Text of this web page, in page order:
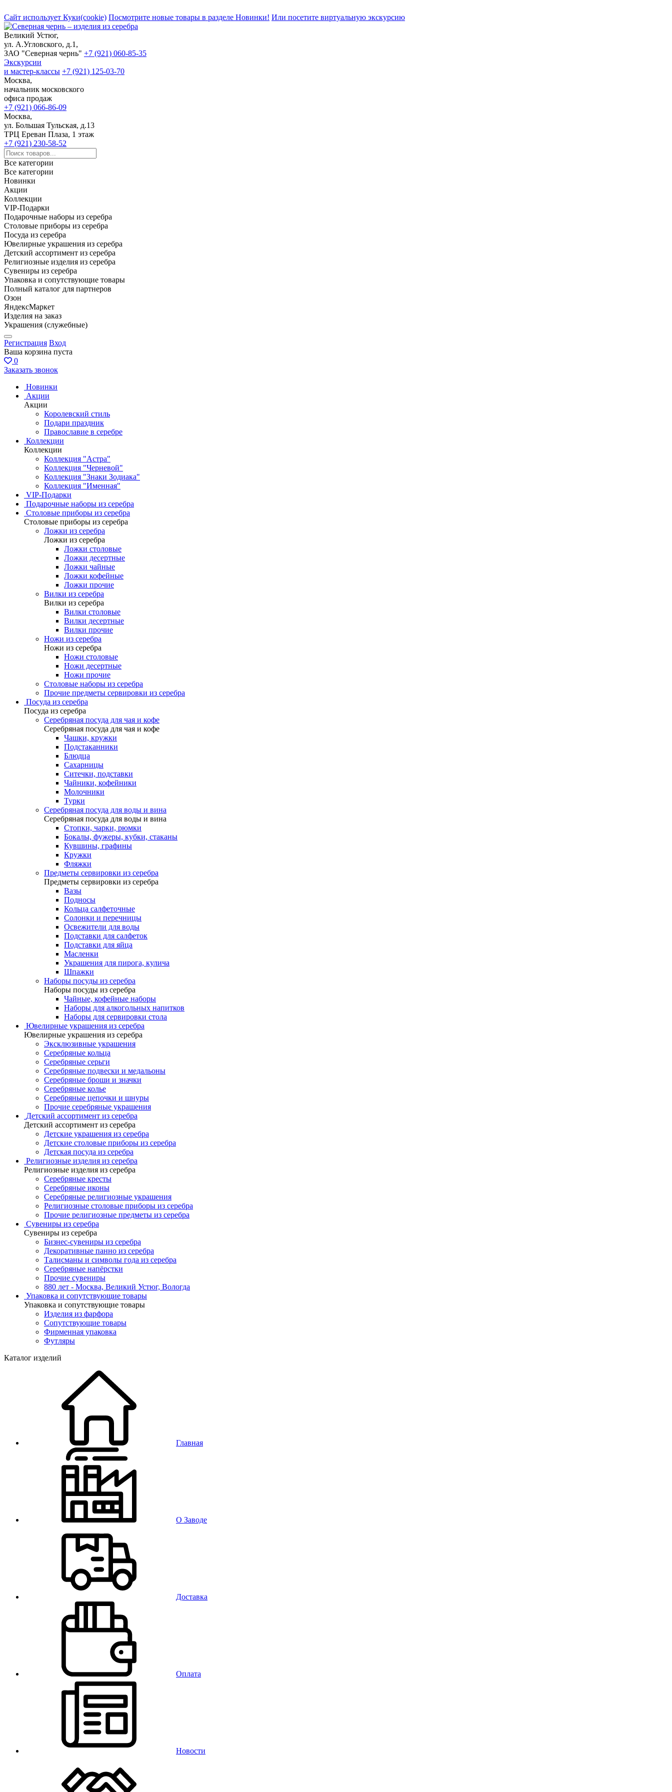
Сайт использует Куки(cookie) Посмотрите новые товары в разделе Новинки! Или посетите виртуальную экскурсию
Великий Устюг,
ул. А.Угловского, д.1,
ЗАО "Северная чернь" +7 (921) 060-85-35
Экскурсии
и мастер-классы +7 (921) 125-03-70
Москва,
начальник московского
офиса продаж
+7 (921) 066-86-09
Москва,
ул. Большая Тульская, д.13
ТРЦ Ереван Плаза, 1 этаж
+7 (921) 230-58-52
Все категории
Все категории
Новинки
Акции
Коллекции
VIP-Подарки
Подарочные наборы из серебра
Столовые приборы из серебра
Посуда из серебра
Ювелирные украшения из серебра
Детский ассортимент из серебра
Религиозные изделия из серебра
Сувениры из серебра
Упаковка и сопутствующие товары
Полный каталог для партнеров
Озон
ЯндексМаркет
Изделия на заказ
Украшения (служебные)
Регистрация Вход
Ваша корзина пуста
0
Заказать звонок
Новинки
Акции
Акции
Королевский стиль
Подари праздник
Православие в серебре
Коллекции
Коллекции
Коллекция "Астра"
Коллекция "Черневой"
Коллекция "Знаки Зодиака"
Коллекция "Именная"
VIP-Подарки
Подарочные наборы из серебра
Столовые приборы из серебра
Столовые приборы из серебра
Ложки из серебра
Ложки из серебра
Ложки столовые
Ложки десертные
Ложки чайные
Ложки кофейные
Ложки прочие
Вилки из серебра
Вилки из серебра
Вилки столовые
Вилки десертные
Вилки прочие
Ножи из серебра
Ножи из серебра
Ножи столовые
Ножи десертные
Ножи прочие
Столовые наборы из серебра
Прочие предметы сервировки из серебра
Посуда из серебра
Посуда из серебра
Серебряная посуда для чая и кофе
Серебряная посуда для чая и кофе
Чашки, кружки
Подстаканники
Блюдца
Сахарницы
Ситечки, подставки
Чайники, кофейники
Молочники
Турки
Серебряная посуда для воды и вина
Серебряная посуда для воды и вина
Стопки, чарки, рюмки
Бокалы, фужеры, кубки, стаканы
Кувшины, графины
Кружки
Фляжки
Предметы сервировки из серебра
Предметы сервировки из серебра
Вазы
Подносы
Кольца салфеточные
Солонки и перечницы
Освежители для воды
Подставки для салфеток
Подставки для яйца
Масленки
Украшения для пирога, кулича
Шпажки
Наборы посуды из серебра
Наборы посуды из серебра
Чайные, кофейные наборы
Наборы для алкогольных напитков
Наборы для сервировки стола
Ювелирные украшения из серебра
Ювелирные украшения из серебра
Эксклюзивные украшения
Серебряные кольца
Серебряные серьги
Серебряные подвески и медальоны
Серебряные броши и значки
Серебряные колье
Серебряные цепочки и шнуры
Прочие серебряные украшения
Детский ассортимент из серебра
Детский ассортимент из серебра
Детские украшения из серебра
Детские столовые приборы из серебра
Детская посуда из серебра
Религиозные изделия из серебра
Религиозные изделия из серебра
Серебряные кресты
Серебряные иконы
Серебряные религиозные украшения
Религиозные столовые приборы из серебра
Прочие религиозные предметы из серебра
Сувениры из серебра
Сувениры из серебра
Бизнес-сувениры из серебра
Декоративные панно из серебра
Талисманы и символы года из серебра
Серебряные напёрстки
Прочие сувениры
880 лет - Москва, Великий Устюг, Вологда
Упаковка и сопутствующие товары
Упаковка и сопутствующие товары
Изделия из фарфора
Сопутствующие товары
Фирменная упаковка
Футляры
Каталог изделий
Главная
О Заводе
Доставка
Оплата
Новости